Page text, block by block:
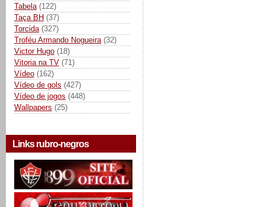
Tabela (122)
Taça BH (37)
Torcida (327)
Troféu Armando Nogueira (32)
Victor Hugo (18)
Vitoria na TV (71)
Vídeo (162)
Vídeo de gols (427)
Vídeo de jogos (448)
Wallpapers (25)
Links rubro-negros